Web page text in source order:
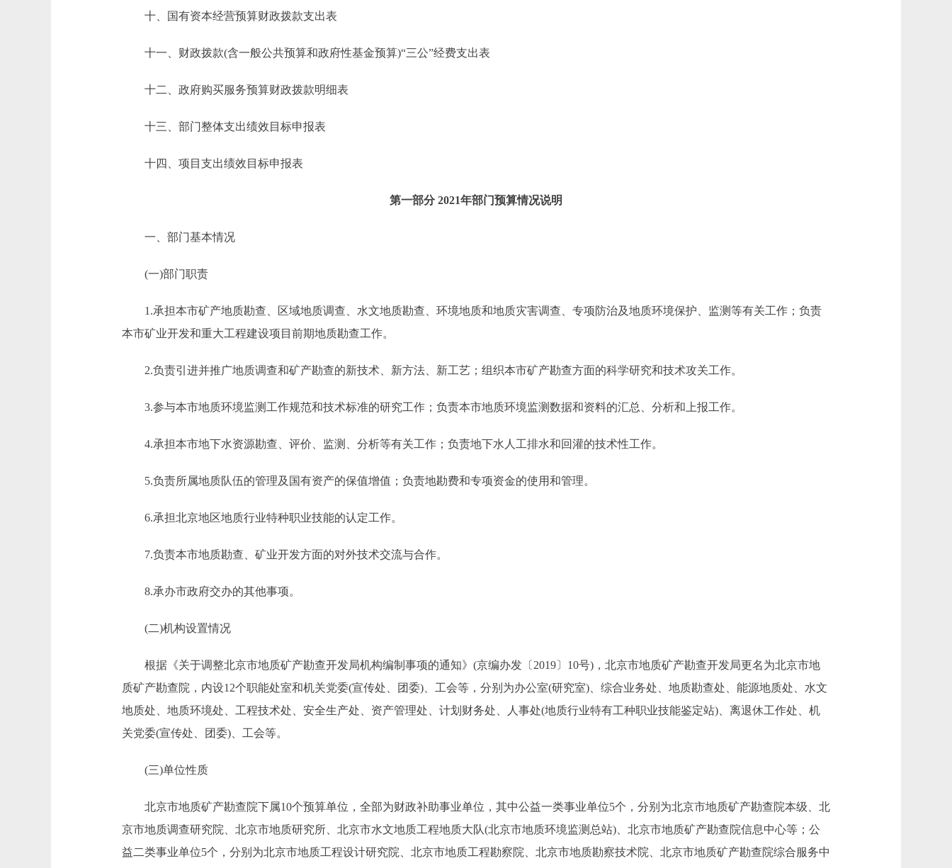
十、国有资本经营预算财政拨款支出表
十一、财政拨款(含一般公共预算和政府性基金预算)“三公”经费支出表
十二、政府购买服务预算财政拨款明细表
十三、部门整体支出绩效目标申报表
十四、项目支出绩效目标申报表
第一部分 2021年部门预算情况说明
一、部门基本情况
(一)部门职责
1.承担本市矿产地质勘查、区域地质调查、水文地质勘查、环境地质和地质灾害调查、专项防治及地质环境保护、监测等有关工作；负责
本市矿业开发和重大工程建设项目前期地质勘查工作。
2.负责引进并推广地质调查和矿产勘查的新技术、新方法、新工艺；组织本市矿产勘查方面的科学研究和技术攻关工作。
3.参与本市地质环境监测工作规范和技术标准的研究工作；负责本市地质环境监测数据和资料的汇总、分析和上报工作。
4.承担本市地下水资源勘查、评价、监测、分析等有关工作；负责地下水人工排水和回灌的技术性工作。
5.负责所属地质队伍的管理及国有资产的保值增值；负责地勘费和专项资金的使用和管理。
6.承担北京地区地质行业特种职业技能的认定工作。
7.负责本市地质勘查、矿业开发方面的对外技术交流与合作。
8.承办市政府交办的其他事项。
(二)机构设置情况
根据《关于调整北京市地质矿产勘查开发局机构编制事项的通知》(京编办发〔2019〕10号)，北京市地质矿产勘查开发局更名为北京市地
质矿产勘查院，内设12个职能处室和机关党委(宣传处、团委)、工会等，分别为办公室(研究室)、综合业务处、地质勘查处、能源地质处、水文
地质处、地质环境处、工程技术处、安全生产处、资产管理处、计划财务处、人事处(地质行业特有工种职业技能鉴定站)、离退休工作处、机
关党委(宣传处、团委)、工会等。
(三)单位性质
北京市地质矿产勘查院下属10个预算单位，全部为财政补助事业单位，其中公益一类事业单位5个，分别为北京市地质矿产勘查院本级、北
京市地质调查研究院、北京市地质研究所、北京市水文地质工程地质大队(北京市地质环境监测总站)、北京市地质矿产勘查院信息中心等；公
益二类事业单位5个，分别为北京市地质工程设计研究院、北京市地质工程勘察院、北京市地质勘察技术院、北京市地质矿产勘查院综合服务中